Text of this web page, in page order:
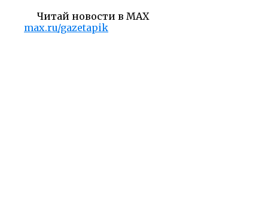
Читай новости в MAX
max.ru/gazetapik